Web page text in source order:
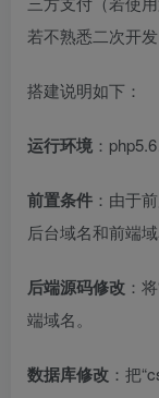
若不熟悉二次开
搭建说明如下：
运行环境 ：
前置条件 ：由于
后台域名和前端域
后端源码修改 ：
端域名。
数据库修改 ：把